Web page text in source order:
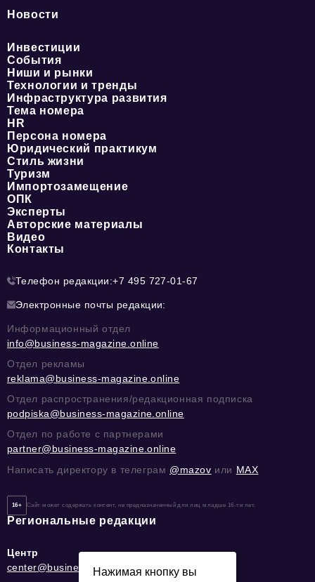
Новости
Инвестиции
События
Ниши и рынки
Технологии и тренды
Инфраструктура развития
Тема номера
HR
Персона номера
Юридический практикум
Стиль жизни
Туризм
Импортозамещение
ОПК
Эксперты
Авторские материалы
Видео
Контакты
Телефон редакции:+7 495 727-01-67
Электронные почты редакции:
Информационный отдел
info@business-magazine.online
Отдел рекламы
reklama@business-magazine.online
Отдел распространения/редакционная подписка
podpiska@business-magazine.online
Отдел по работе с партнерами
partner@business-magazine.online
Написать директору в телеграм @mazov или MAX
16+ Сайт может содержать контент, не предназначенный для лиц младше 16-ти лет.
Региональные редакции
Центр
center@business-magazine.online
Нажимая кнопку вы